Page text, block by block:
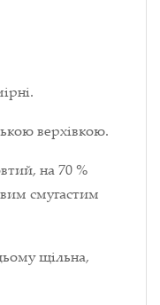
верхівкою.
на 70 %
смугастим
щільна,